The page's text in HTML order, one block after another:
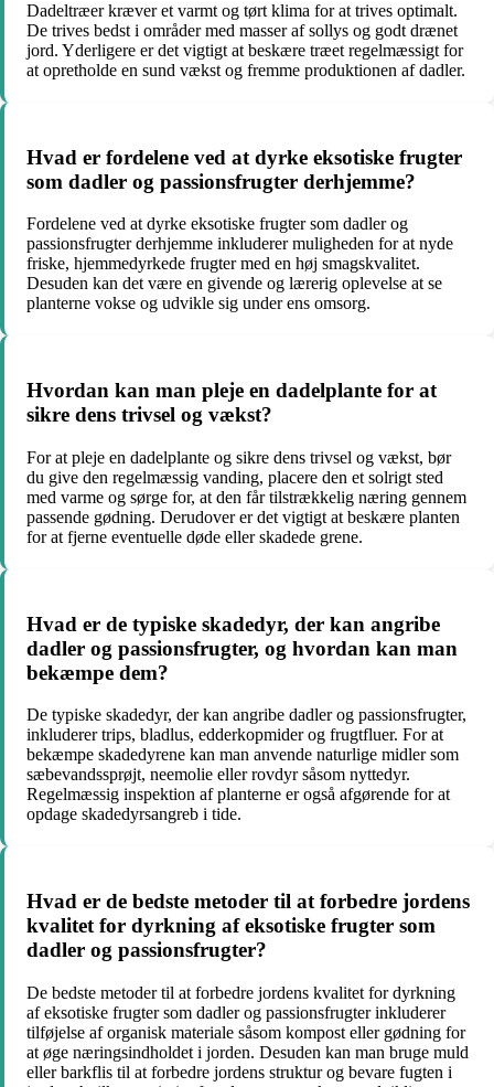
Dadeltræer kræver et varmt og tørt klima for at trives optimalt.
De trives bedst i områder med masser af sollys og godt drænet
jord. Yderligere er det vigtigt at beskære træet regelmæssigt for
at opretholde en sund vækst og fremme produktionen af dadler.
Hvad er fordelene ved at dyrke eksotiske frugter
som dadler og passionsfrugter derhjemme?
Fordelene ved at dyrke eksotiske frugter som dadler og
passionsfrugter derhjemme inkluderer muligheden for at nyde
friske, hjemmedyrkede frugter med en høj smagskvalitet.
Desuden kan det være en givende og lærerig oplevelse at se
planterne vokse og udvikle sig under ens omsorg.
Hvordan kan man pleje en dadelplante for at
sikre dens trivsel og vækst?
For at pleje en dadelplante og sikre dens trivsel og vækst, bør
du give den regelmæssig vanding, placere den et solrigt sted
med varme og sørge for, at den får tilstrækkelig næring gennem
passende gødning. Derudover er det vigtigt at beskære planten
for at fjerne eventuelle døde eller skadede grene.
Hvad er de typiske skadedyr, der kan angribe
dadler og passionsfrugter, og hvordan kan man
bekæmpe dem?
De typiske skadedyr, der kan angribe dadler og passionsfrugter,
inkluderer trips, bladlus, edderkopmider og frugtfluer. For at
bekæmpe skadedyrene kan man anvende naturlige midler som
sæbevandssprøjt, neemolie eller rovdyr såsom nyttedyr.
Regelmæssig inspektion af planterne er også afgørende for at
opdage skadedyrsangreb i tide.
Hvad er de bedste metoder til at forbedre jordens
kvalitet for dyrkning af eksotiske frugter som
dadler og passionsfrugter?
De bedste metoder til at forbedre jordens kvalitet for dyrkning
af eksotiske frugter som dadler og passionsfrugter inkluderer
tilføjelse af organisk materiale såsom kompost eller gødning for
at øge næringsindholdet i jorden. Desuden kan man bruge muld
eller barkflis til at forbedre jordens struktur og bevare fugten i